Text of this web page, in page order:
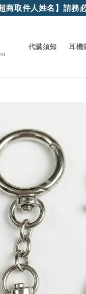
商取件人姓名】請務
代購須知 耳機